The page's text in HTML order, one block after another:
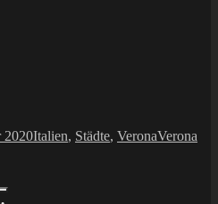
2020Kategorien
Italien, Städte, VeronaVerona